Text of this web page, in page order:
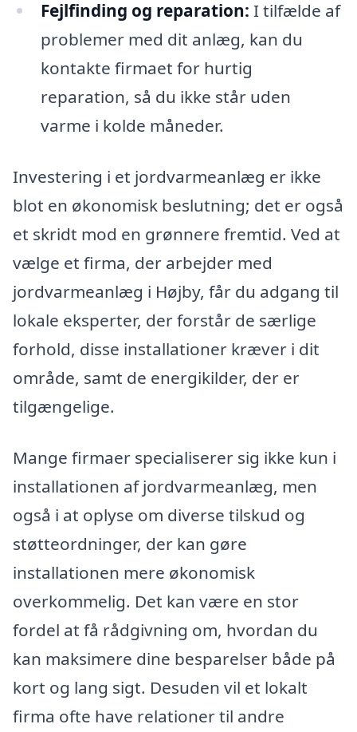
Fejlfinding og reparation: I tilfælde af
problemer med dit anlæg, kan du
kontakte firmaet for hurtig
reparation, så du ikke står uden
varme i kolde måneder.
Investering i et jordvarmeanlæg er ikke
blot en økonomisk beslutning; det er også
et skridt mod en grønnere fremtid. Ved at
vælge et firma, der arbejder med
jordvarmeanlæg i Højby, får du adgang til
lokale eksperter, der forstår de særlige
forhold, disse installationer kræver i dit
område, samt de energikilder, der er
tilgængelige.
Mange firmaer specialiserer sig ikke kun i
installationen af jordvarmeanlæg, men
også i at oplyse om diverse tilskud og
støtteordninger, der kan gøre
installationen mere økonomisk
overkommelig. Det kan være en stor
fordel at få rådgivning om, hvordan du
kan maksimere dine besparelser både på
kort og lang sigt. Desuden vil et lokalt
firma ofte have relationer til andre